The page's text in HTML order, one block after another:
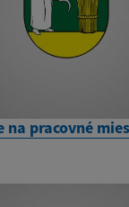
na pracovné